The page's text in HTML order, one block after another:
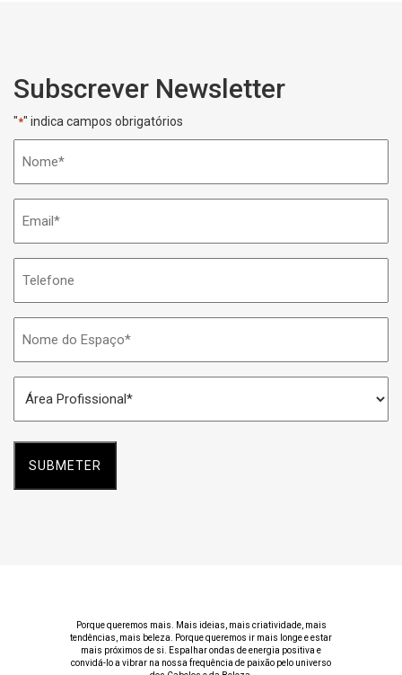
Subscrever Newsletter
"*" indica campos obrigatórios
do
Espaço
Profissional
*
Porque queremos mais. Mais ideias, mais criatividade, mais
tendências, mais beleza. Porque queremos ir mais longe e estar
mais próximos de si. Espalhar ondas de energia positiva e
convidá-lo a vibrar na nossa frequência de paixão pelo universo